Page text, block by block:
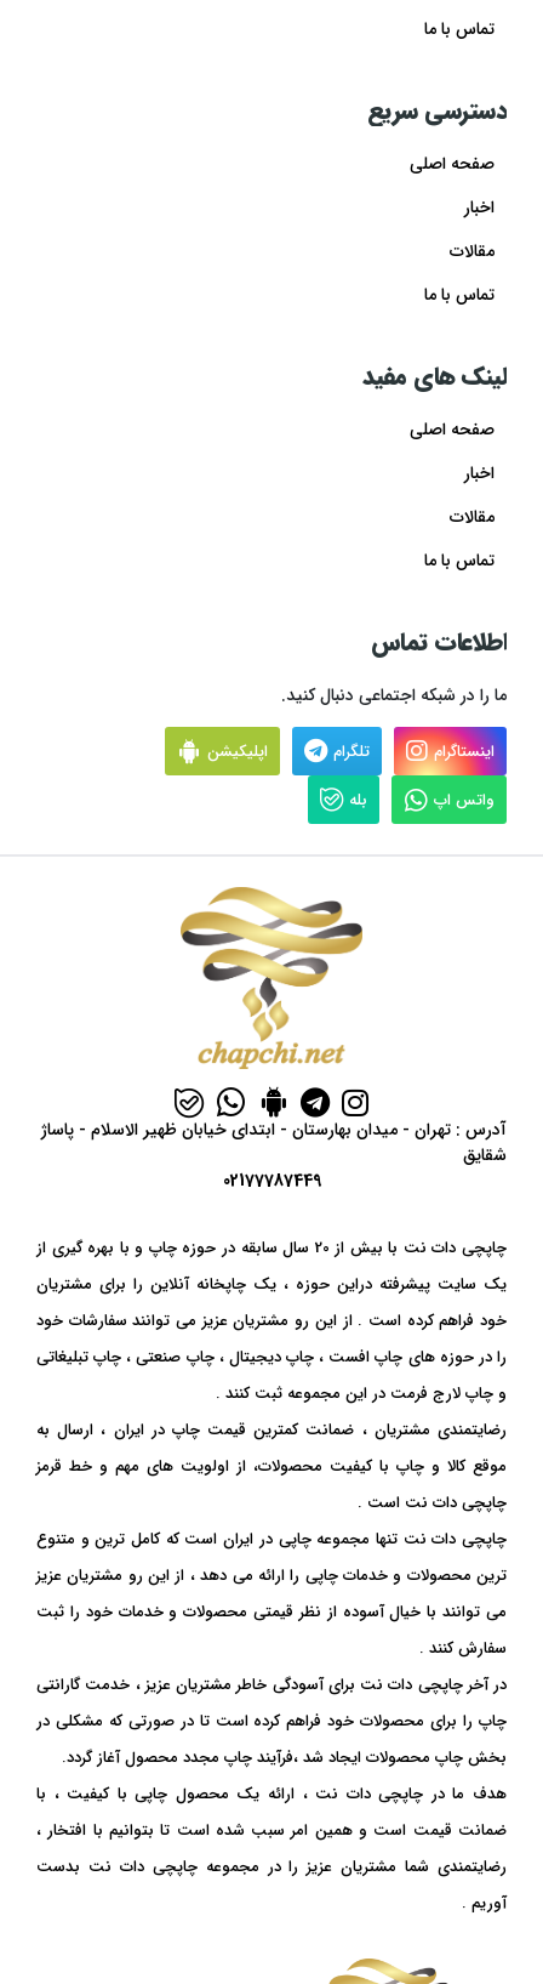
تماس با ما
دسترسی سریع
صفحه اصلی
اخبار
مقالات
تماس با ما
لینک های مفید
صفحه اصلی
اخبار
مقالات
تماس با ما
اطلاعات تماس
ما را در شبکه اجتماعی دنبال کنید.
اینستاگرام تلگرام
اپلیکیشن
واتس اپ
بله
آدرس : تهران - میدان بهارستان - ابتدای خیابان ظهیر الاسلام - پاساژ
شقایق
02177787449
چاپچی دات نت با بیش از 20 سال سابقه در حوزه چاپ و با بهره گیری از
یک سایت پیشرفته دراین حوزه ، یک چاپخانه آنلاین را برای مشتریان
خود فراهم کرده است . از این رو مشتریان عزیز می توانند سفارشات خود
را در حوزه های چاپ افست ، چاپ دیجیتال ، چاپ صنعتی ، چاپ تبلیغاتی
و چاپ لارج فرمت در این مجموعه ثبت کنند .
رضایتمندی مشتریان ، ضمانت کمترین قیمت چاپ در ایران ، ارسال به
موقع کالا و چاپ با کیفیت محصولات، از اولویت های مهم و خط قرمز
چاپچی دات نت است .
چاپچی دات نت تنها مجموعه چاپی در ایران است که کامل ترین و متنوع
ترین محصولات و خدمات چاپی را ارائه می دهد ، از این رو مشتریان عزیز
می توانند با خیال آسوده از نظر قیمتی محصولات و خدمات خود را ثبت
سفارش کنند .
در آخر چاپچی دات نت برای آسودگی خاطر مشتریان عزیز ، خدمت گارانتی
چاپ را برای محصولات خود فراهم کرده است تا در صورتی که مشکلی در
بخش چاپ محصولات ایجاد شد ،فرآیند چاپ مجدد محصول آغاز گردد.
هدف ما در چاپچی دات نت ، ارائه یک محصول چاپی با کیفیت ، با
ضمانت قیمت است و همین امر سبب شده است تا بتوانیم با افتخار ،
رضایتمندی شما مشتریان عزیز را در مجموعه چاپچی دات نت بدست
آوریم .